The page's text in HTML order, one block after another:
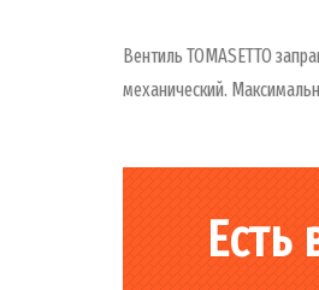
Вентиль TOMASETTO
механический.
Есть